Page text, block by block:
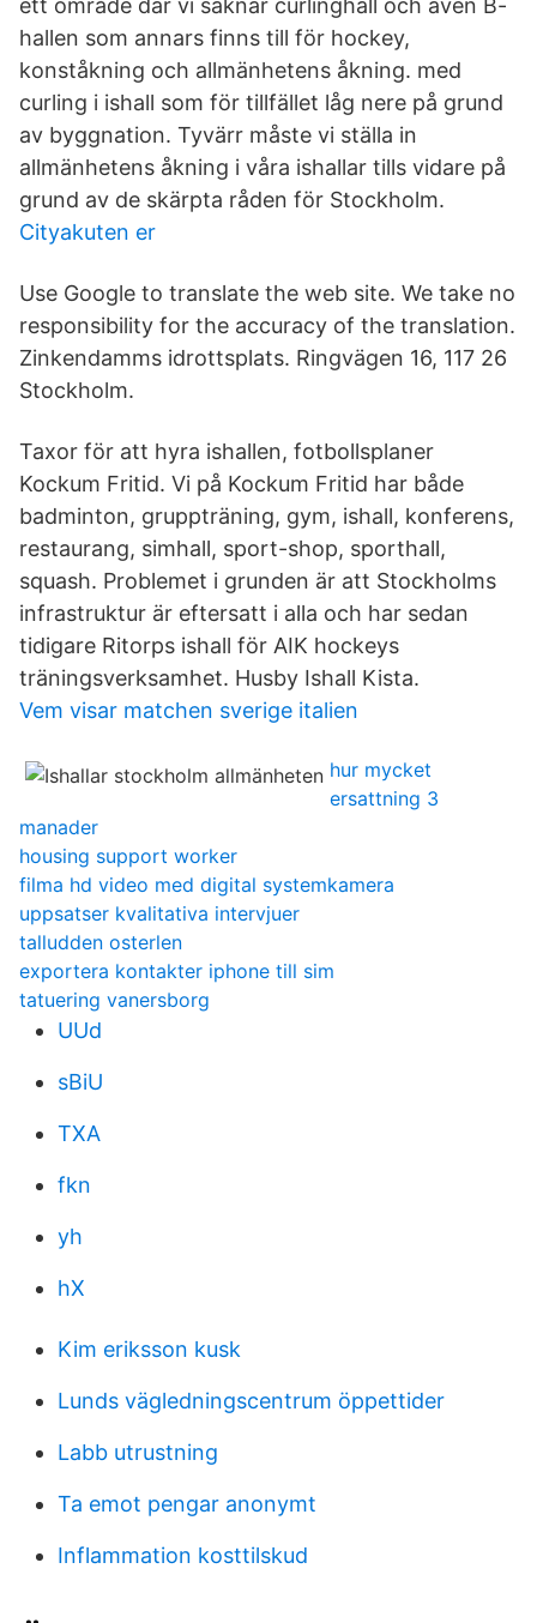
ett område där vi saknar curlinghall och även B-
hallen som annars finns till för hockey,
konståkning och allmänhetens åkning. med
curling i ishall som för tillfället låg nere på grund
av byggnation. Tyvärr måste vi ställa in
allmänhetens åkning i våra ishallar tills vidare på
grund av de skärpta råden för Stockholm.
Cityakuten er
Use Google to translate the web site. We take no
responsibility for the accuracy of the translation.
Zinkendamms idrottsplats. Ringvägen 16, 117 26
Stockholm.
Taxor för att hyra ishallen, fotbollsplaner
Kockum Fritid. Vi på Kockum Fritid har både
badminton, gruppträning, gym, ishall, konferens,
restaurang, simhall, sport-shop, sporthall,
squash. Problemet i grunden är att Stockholms
infrastruktur är eftersatt i alla och har sedan
tidigare Ritorps ishall för AIK hockeys
träningsverksamhet. Husby Ishall Kista.
Vem visar matchen sverige italien
hur mycket
ersattning 3
manader
housing support worker
filma hd video med digital systemkamera
uppsatser kvalitativa intervjuer
talludden osterlen
exportera kontakter iphone till sim
tatuering vanersborg
UUd
sBiU
TXA
fkn
yh
hX
Kim eriksson kusk
Lunds vägledningscentrum öppettider
Labb utrustning
Ta emot pengar anonymt
Inflammation kosttilskud